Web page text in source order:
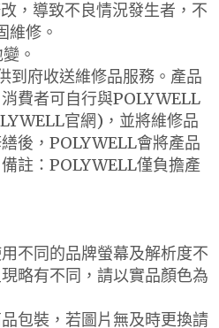
，導致不良情況發生者，不
維修。
。
到府收送維修品服務。產品
費者可自行與POLYWELL
官網)，並將維修品
後，POLYWELL會將產品
註：POLYWELL僅負擔產
不同的品牌螢幕及解析度不
略有不同，請以實品顏色為
包裝，若圖片無及時更換請